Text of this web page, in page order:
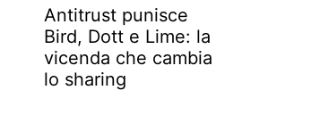
Antitrust punisce
Bird, Dott e Lime: la
vicenda che cambia
lo sharing